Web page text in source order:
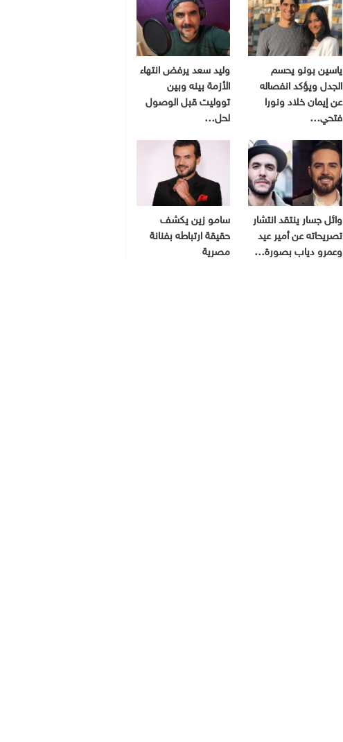
ياسين بونو يحسم
الجدل ويؤكد انفصاله
عن إيمان خلاد ونورا
فتحي…
وليد سعد يرفض انتهاء
الأزمة بينه وبين
تووليت قبل الوصول
لحل…
وائل جسار ينتقد انتشار
تصريحاته عن أمير عيد
وعمرو دياب بصورة…
سامو زين يكشف
حقيقة ارتباطه بفنانة
مصرية